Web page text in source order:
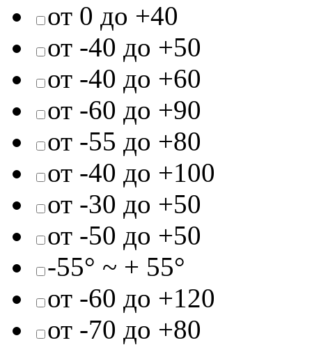
от 0 до +40
от -40 до +50
от -40 до +60
от -60 до +90
от -55 до +80
от -40 до +100
от -30 до +50
от -50 до +50
-55° ~ + 55°
от -60 до +120
от -70 до +80